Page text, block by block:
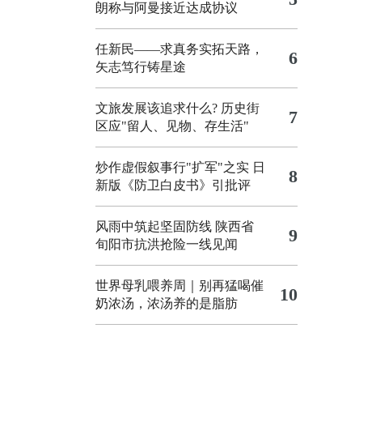
朗称与阿曼接近达成协议
任新民——求真务实拓天路，
矢志笃行铸星途
6
文旅发展该追求什么? 历史街
区应"留人、见物、存生活"
7
炒作虚假叙事行"扩军"之实 日
新版《防卫白皮书》引批评
8
风雨中筑起坚固防线 陕西省
旬阳市抗洪抢险一线见闻
9
世界母乳喂养周｜别再猛喝催
奶浓汤，浓汤养的是脂肪
10